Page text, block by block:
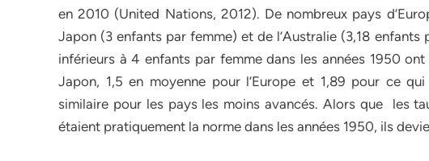
en 2010 (United Nations, 2012). De nombreux pays
Japon (3 enfants par femme) et de l’Australie (3,18
inférieurs à 4 enfants par femme dans les années 1950
Japon, 1,5 en moyenne pour l’Europe et 1,89 pour ce
similaire pour les pays les moins avancés. Alors que les
étaient pratiquement la norme dans les années 1950, ils